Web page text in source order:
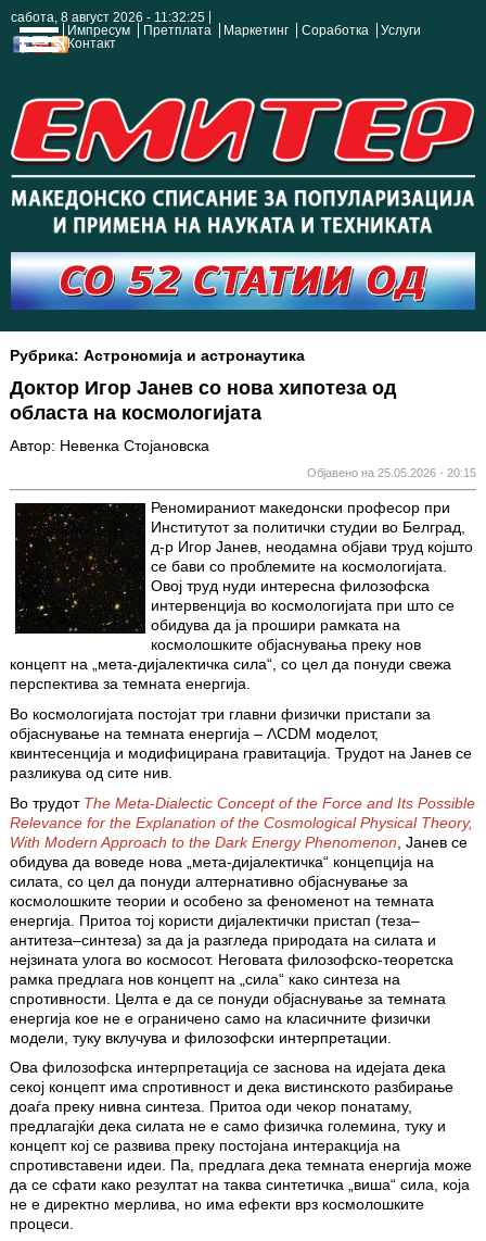
сабота, 8 август 2026 - 11:32:26
Импресум
Претплата Маркетинг Соработка
Услуги
Контакт
Рубрика: Астрономија и астронаутика
Доктор Игор Јанев со нова хипотеза од
областа на космологијата
Автор: Невенка Стојановска
Објавено на 25.05.2026 - 20:15
Реномираниот македонски професор при
Институтот за политички студии во Белград,
д-р Игор Јанев, неодамна објави труд којшто
се бави со проблемите на космологијата.
Овој труд нуди интересна филозофска
интервенција во космологијата при што се
обидува да ја прошири рамката на
космолошките објаснувања преку нов
концепт на „мета‑дијалектичка сила“, со цел да понуди свежа
перспектива за темната енергија.
Во космологијата постојат три главни физички пристапи за
објаснување на темната енергија – ΛCDM моделот,
квинтесенција и модифицирана гравитација. Трудот на Јанев се
разликува од сите нив.
Во трудот The Meta-Dialectic Concept of the Force and Its Possible
Relevance for the Explanation of the Cosmological Physical Theory,
With Modern Approach to the Dark Energy Phenomenon , Јанев се
обидува да воведе нова „мета‑дијалектичка“ концепција на
силата, со цел да понуди алтернативно објаснување за
космолошките теории и особено за феноменот на темната
енергија. Притоа тој користи дијалектички пристап (теза–
антитеза–синтеза) за да ја разгледа природата на силата и
нејзината улога во космосот. Неговата филозофско‑теоретска
рамка предлага нов концепт на „сила“ како синтеза на
спротивности. Целта е да се понуди објаснување за темната
енергија кое не е ограничено само на класичните физички
модели, туку вклучува и филозофски интерпретации.
Ова филозофска интерпретација се заснова на идејата дека
секој концепт има спротивност и дека вистинското разбирање
доаѓа преку нивна синтеза. Притоа оди чекор понатаму,
предлагајќи дека силата не е само физичка големина, туку и
концепт кој се развива преку постојана интеракција на
спротивставени идеи. Па, предлага дека темната енергија може
да се сфати како резултат на таква синтетичка „виша“ сила, која
не е директно мерлива, но има ефекти врз космолошките
процеси.